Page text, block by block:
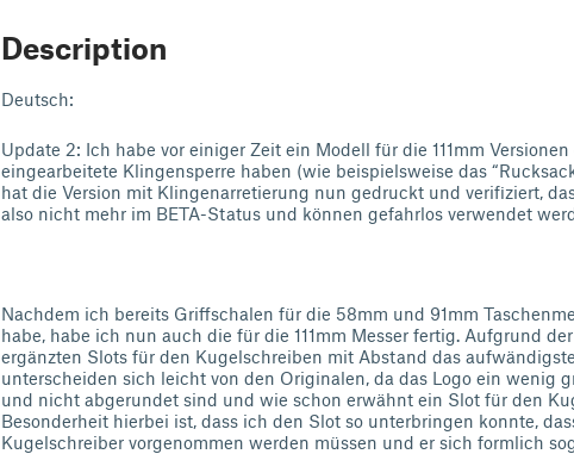
Description
Deutsch:
Update 2: Ich habe vor einiger Zeit ein Modell für die 111mm
eingearbeitete Klingensperre haben (wie beispielsweise das
hat die Version mit Klingenarretierung nun gedruckt und verifiziert,
also nicht mehr im BETA-Status und können gefahrlos verwendet
Nachdem ich bereits Griffschalen für die 58mm und 91mm
habe, habe ich nun auch die für die 111mm Messer fertig. Aufgrund
ergänzten Slots für den Kugelschreiben mit Abstand das
unterscheiden sich leicht von den Originalen, da das Logo ein wenig
und nicht abgerundet sind und wie schon erwähnt ein Slot für den
Besonderheit hierbei ist, dass ich den Slot so unterbringen konnte,
Kugelschreiber vorgenommen werden müssen und er sich formlich